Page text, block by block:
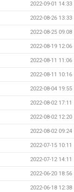
2022-09-01 14:33
2022-08-26 13:33
2022-08-25 09:08
2022-08-19 12:06
2022-08-11 11:06
2022-08-11 10:16
2022-08-04 19:55
2022-08-02 17:11
2022-08-02 12:20
2022-08-02 09:24
2022-07-15 10:11
2022-07-12 14:11
2022-06-20 18:56
2022-06-18 12:38